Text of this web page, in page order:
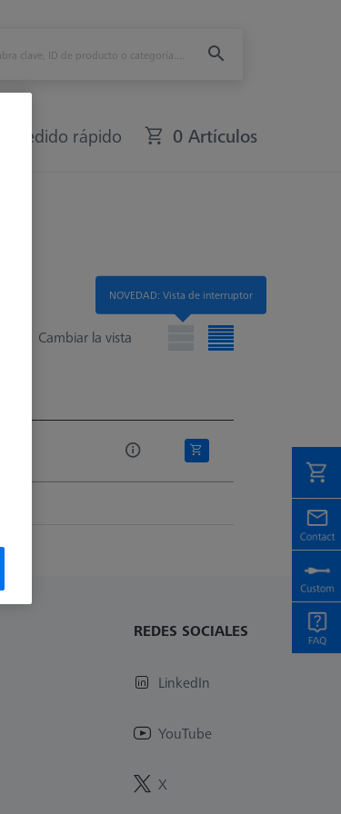
Pedido rápido 0 Artículos
Cambiar la vista
REDES SOCIALES
LinkedIn
YouTube
X
NOVEDAD: Vista de interruptor